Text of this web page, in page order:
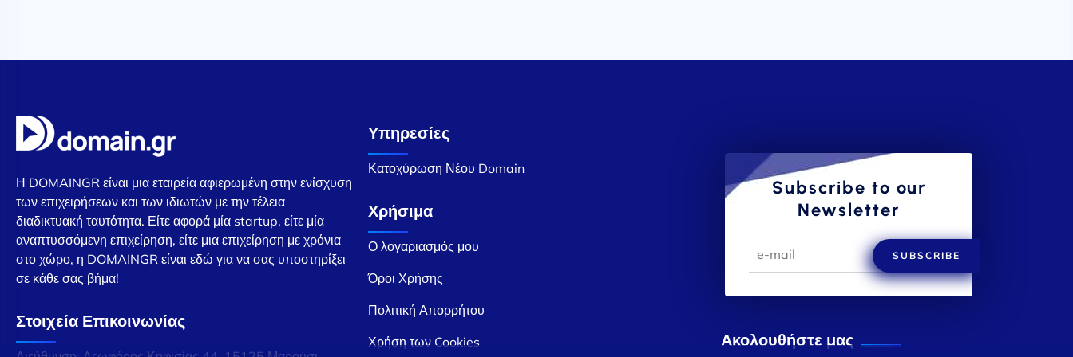
Η DOMAINGR είναι μια εταιρεία αφιερωμένη στην ενίσχυση
των επιχειρήσεων και των ιδιωτών με την τέλεια
διαδικτυακή ταυτότητα. Είτε αφορά μία startup, είτε μία
αναπτυσσόμενη επιχείρηση, είτε μια επιχείρηση με χρόνια
στο χώρο, η DOMAINGR είναι εδώ για να σας υποστηρίξει
σε κάθε σας βήμα!
Στοιχεία Επικοινωνίας
Υπηρεσίες
Κατοχύρωση Νέου Domain
Χρήσιμα
Ο λογαριασμός μου
Όροι Χρήσης
Πολιτική Απορρήτου
Χρήση των Cookies
Subscribe to our
Newsletter
SUBSCRIBE
Ακολουθήστε μας